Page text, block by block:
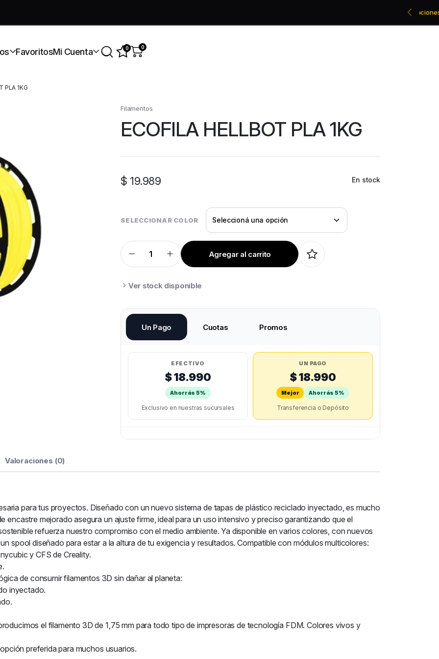
FavoritosMi Cuenta 0 0
PLA 1KG
Filamentos
ECOFILA HELLBOT PLA 1KG
$ 19.989 En stock
SELECCIONAR COLOR
ECOFILA
HELLBOT
quantity
Agregar al carrito
Ver stock disponible
Un Pago Cuotas Promos
EFECTIVO
$ 18.990
Ahorrás 5%
Exclusivo en nuestras sucursales
UN PAGO
$ 18.990
Mejor Ahorrás 5%
Transferencia o Depósito
Valoraciones (0)
para tus proyectos. Diseñado con un nuevo sistema de tapas de plástico reciclado inyectado, es mucho
encastre mejorado asegura un ajuste firme, ideal para un uso intensivo y preciso garantizando que el
refuerza nuestro compromiso con el medio ambiente. Ya disponible en varios colores, con nuevos
spool diseñado para estar a la altura de tu exigencia y resultados. Compatible con módulos multicolores:
y CFS de Creality.
de consumir filamentos 3D sin dañar al planeta:
inyectado.
el filamento 3D de 1,75 mm para todo tipo de impresoras de tecnología FDM. Colores vivos y
preferida para muchos usuarios.